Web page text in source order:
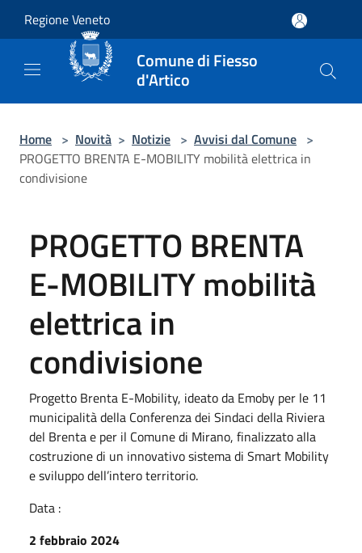
Regione Veneto
Comune di Fiesso
d'Artico
Home > Novità > Notizie > Avvisi dal Comune >
PROGETTO BRENTA E-MOBILITY mobilità elettrica in
condivisione
PROGETTO BRENTA
E-MOBILITY mobilità
elettrica in
condivisione
Progetto Brenta E-Mobility, ideato da Emoby per le 11
municipalità della Conferenza dei Sindaci della Riviera
del Brenta e per il Comune di Mirano, finalizzato alla
costruzione di un innovativo sistema di Smart Mobility
e sviluppo dell’intero territorio.
Data :
2 febbraio 2024